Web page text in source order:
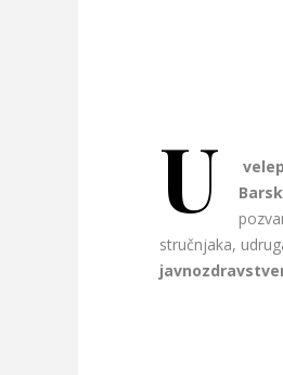
U
stručnjaka,